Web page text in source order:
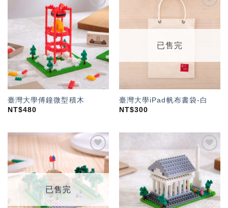
加入
望輕
單」
臺灣大學傅鐘微型積木
NT$480
望輕
已售完
臺灣大學iPad帆布書袋-白
NT$300
加入
「願
望輕
已售完
加入
「願
望輕
單」